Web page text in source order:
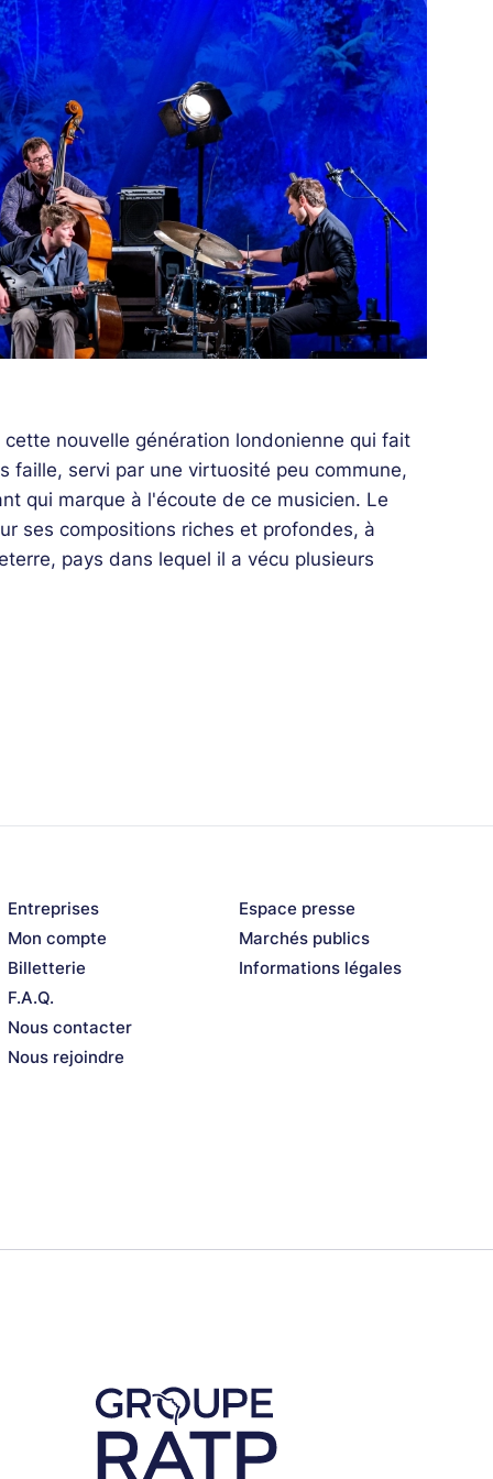
nouvelle génération londonienne qui fait
servi par une virtuosité peu commune,
qui marque à l'écoute de ce musicien. Le
ses compositions riches et profondes, à
pays dans lequel il a vécu plusieurs
Entreprises
Mon compte
Billetterie
F.A.Q.
Nous contacter
Nous rejoindre
Espace presse
Marchés publics
Informations légales